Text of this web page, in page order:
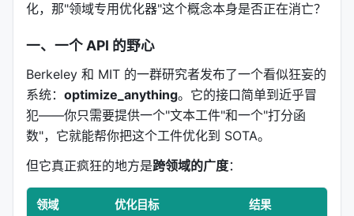
化，那"领域专用优化器"这个概念本身是否正在消亡？
一、一个 API 的野心
Berkeley 和 MIT 的一群研究者发布了一个看似狂妄的
系统： optimize_anything。它的接口简单到近乎冒
犯——你只需要提供一个"文本工件"和一个"打分函
数"，它就能帮你把这个工件优化到 SOTA。
但它真正疯狂的地方是跨领域的广度：
领域 优化目标 结果